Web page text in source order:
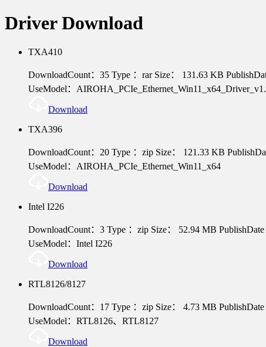
Driver Download
TXA410
DownloadCount：35 Type ：rar Size： 131.63 KB
UseModel：
Download
TXA396
DownloadCount：20 Type ：zip Size： 121.33 KB
UseModel：AIROHA_PCIe_Ethernet_Win11_x64
Download
Intel I226
DownloadCount：3 Type ：zip Size： 52.94 MB
UseModel：Intel I226
Download
RTL8126/8127
DownloadCount：17 Type ：zip Size： 4.73 MB
UseModel：RTL8126、RTL8127
Download